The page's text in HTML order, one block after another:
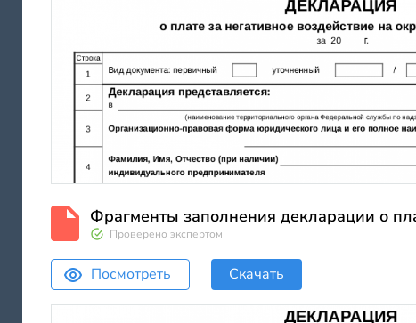
Фрагменты заполнения декларации о
Проверено экспертом
Посмотреть Скачать